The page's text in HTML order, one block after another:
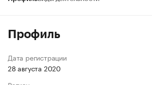
Профиль
Дата регистрации
28 августа 2020